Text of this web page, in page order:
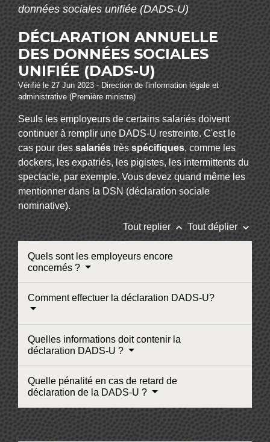
données sociales unifiée (DADS-U)
DÉCLARATION ANNUELLE
DES DONNÉES SOCIALES
UNIFIÉE (DADS-U)
Vérifié le 27 Jun 2023 - Direction de l'information légale et
administrative (Première ministre)
Seuls les employeurs de certains salariés doivent
continuer à remplir une DADS-U restreinte. C'est le
cas pour dessalariés très spécifiques, comme les
dockers, les expatriés, les pigistes, les intermittents du
spectacle, par exemple. Vous devez quand même les
mentionner dans la DSN (déclaration sociale
nominative).
Tout replierkeyboard_arrow_up Tout déplierkeyboard_arrow_down
Quels sont les employeurs encore
concernés ?
Comment effectuer la déclaration DADS-U?
Quelles informations doit contenir la
déclaration DADS-U ?
Quelle pénalité en cas de retard de
déclaration de la DADS-U ?